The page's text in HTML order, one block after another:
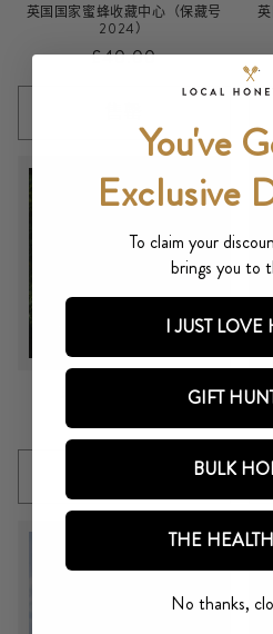
英国国家蜜蜂收藏中心（保藏号
2024）
常
£40.00
朗氏蜜蜂收藏 (保藏)
规
格
You've
Exclusive
To claim your
brings you to
I JUST LOVE
GIFT
BULK
THE
No thanks,